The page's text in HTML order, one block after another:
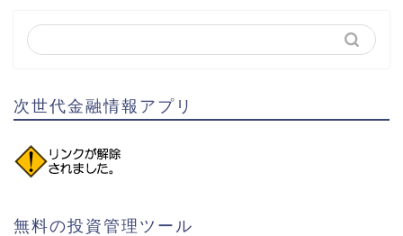
次世代金融情報アプリ
無料の投資管理ツール